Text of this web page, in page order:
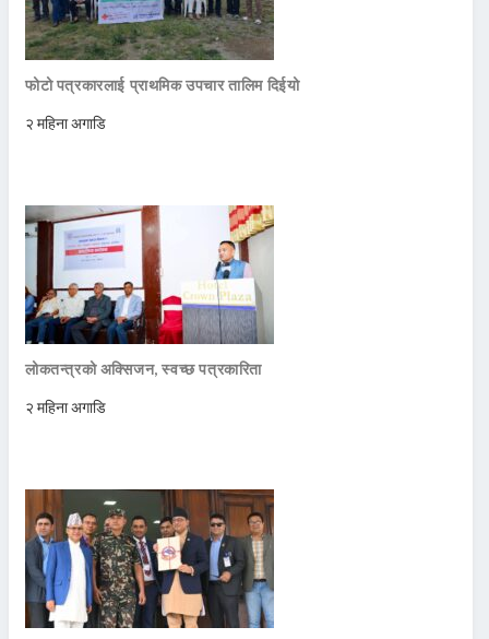
फोटो पत्रकारलाई प्राथमिक उपचार तालिम दिईयो
२ महिना अगाडि
लोकतन्त्रको अक्सिजन, स्वच्छ पत्रकारिता
२ महिना अगाडि